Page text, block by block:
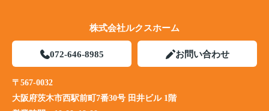
株式会社ルクスホーム
072-646-8985 お問い合わせ
〒567-0032
大阪府茨木市西駅前町7番30号 田井ビル 1階